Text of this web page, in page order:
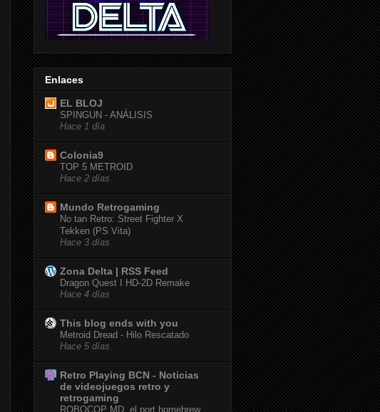
Enlaces
EL BLOJ
SPINGUN - ANÁLISIS
Hace 1 día
Colonia9
TOP 5 METROID
Hace 2 días
Mundo Retrogaming
No tan Retro: Street Fighter X
Tekken (PS Vita)
Hace 3 días
Zona Delta | RSS Feed
Dragon Quest I HD-2D Remake
Hace 4 días
This blog ends with you
Metroid Dread - Hilo Rescatado
Hace 5 días
Retro Playing BCN - Noticias
de videojuegos retro y
retrogaming
ROBOCOP MD, el port homebrew